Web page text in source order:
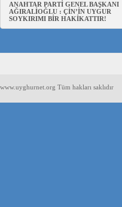
ANAHTAR PARTİ GENEL BAŞKANI
AĞIRALİOĞLU : ÇİN’İN UYGUR
SOYKIRIMI BİR HAKİKATTIR!
www.uyghurnet.org Tüm hakları saklıdır